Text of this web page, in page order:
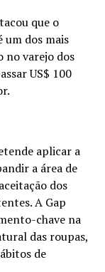
que o
um dos mais
no varejo dos
US$ 100
aplicar a
a área de
dos
A Gap
chave na
das roupas,
de